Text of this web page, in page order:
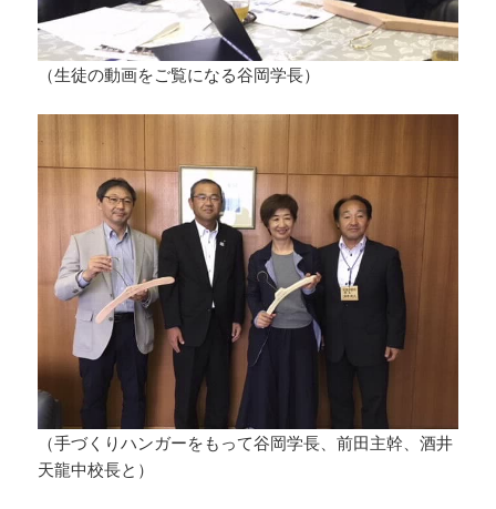
（生徒の動画をご覧になる谷岡学長）
（手づくりハンガーをもって谷岡学長、前田主幹、酒井
天龍中校長と）